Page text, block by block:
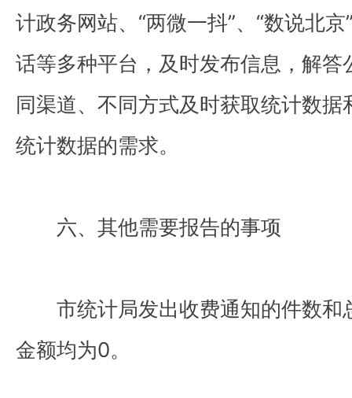
计政务网站、“两微一抖”、“数说北
话等多种平台，及时发布信息，解
同渠道、不同方式及时获取统计数
统计数据的需求。
六、其他需要报告的事项
市统计局发出收费通知的件数
金额均为0。